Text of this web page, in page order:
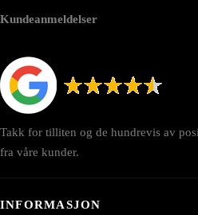
Kundeanmeldelser
Takk for tilliten og de hundrevis av
fra våre kunder.
INFORMASJON